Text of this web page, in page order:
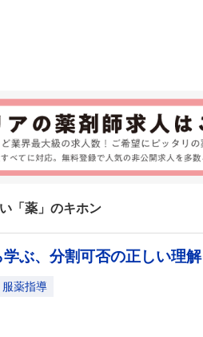
「薬」のキホン
ぶ、分割可否の正しい理解
服薬指導